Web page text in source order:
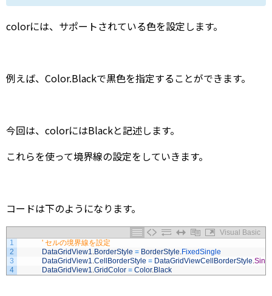
colorには、サポートされている色を設定します。
例えば、Color.Blackで黒色を指定することができます。
今回は、colorにはBlackと記述します。
これらを使って境界線の設定をしていきます。
コードは下のようになります。
Visual Basic
1
2
3
4
' セルの境界線を設定
DataGridView1 BorderStyle = BorderStyle FixedSingle
DataGridView1 CellBorderStyle = DataGridViewCellBorderStyle
DataGridView1 GridColor = Color. Black